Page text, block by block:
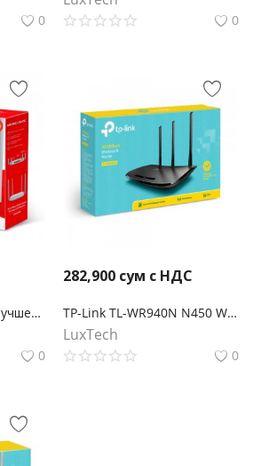
0 0
Mercusys MW325R Улучшенный роутер Wi‑Fi N300
0
282,900 сум с НДС
TP-Link TL-WR940N N450 Wi-Fi роутер
LuxTech
0